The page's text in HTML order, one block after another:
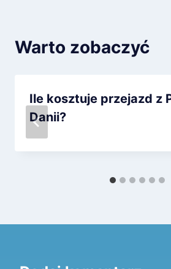
Warto zobaczyć
Ile kosztuje przejazd z
Danii?